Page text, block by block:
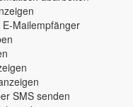
Mailempfänger
SMS senden